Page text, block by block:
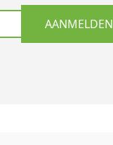
AANMELDEN